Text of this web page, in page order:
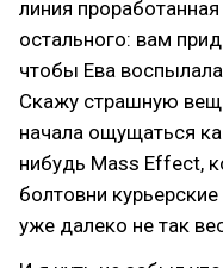
линия
остального: вам
чтобы Ева
Скажу страшную
начала ощущаться
нибудь Mass Effect,
болтовни
уже далеко не так